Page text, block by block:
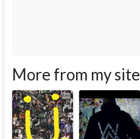
More from my site